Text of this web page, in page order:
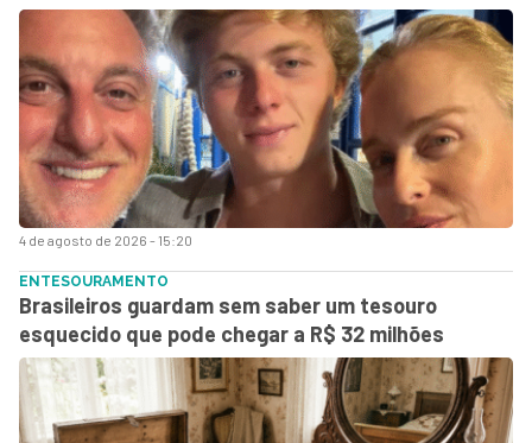
4 de agosto de 2026 - 15:20
ENTESOURAMENTO
Brasileiros guardam sem saber um tesouro
esquecido que pode chegar a R$ 32 milhões